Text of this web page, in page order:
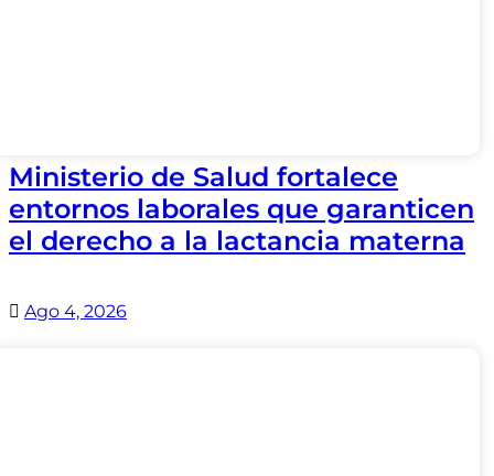
Ministerio de Salud fortalece
entornos laborales que garanticen
el derecho a la lactancia materna
Ago 4, 2026